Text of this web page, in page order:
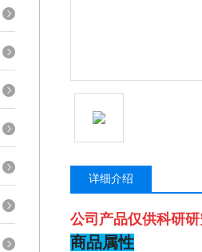
详细介绍
公司产品仅供科研
商品属性